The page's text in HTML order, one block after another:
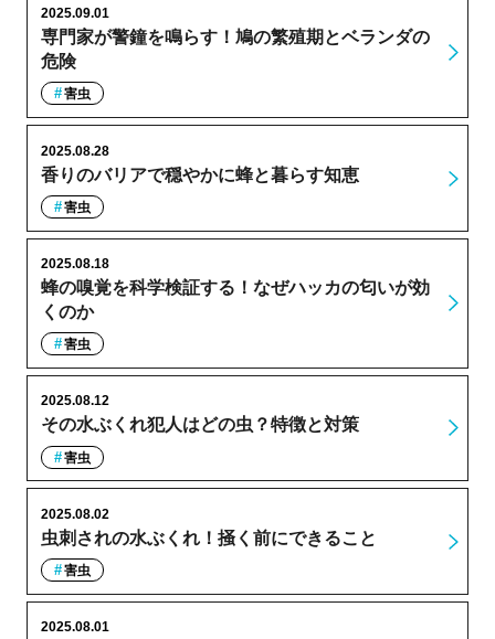
専門家が警鐘を鳴らす！鳩の繁殖期とベランダの
危険
2025.09.01
害虫
香りのバリアで穏やかに蜂と暮らす知恵
2025.08.28
害虫
蜂の嗅覚を科学検証する！なぜハッカの匂いが効
くのか
2025.08.18
害虫
その水ぶくれ犯人はどの虫？特徴と対策
2025.08.12
害虫
虫刺されの水ぶくれ！掻く前にできること
2025.08.02
害虫
2025.08.01